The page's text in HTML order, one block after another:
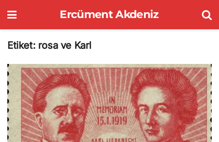
Ercüment Akdeniz
Etiket: rosa ve Karl